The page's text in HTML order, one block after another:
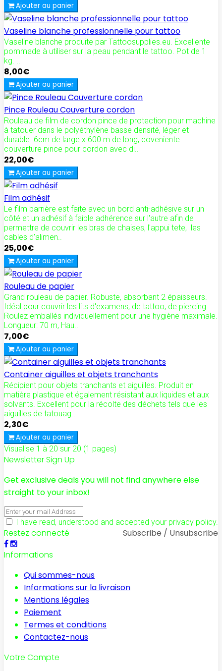
Ajouter au panier
Vaseline blanche professionnelle pour tattoo
Vaseline blanche produite par Tattoosupplies.eu. Excellente
pommade à utiliser sur la peau pendant le tattoo. Pot de 1
kg. ..
8,00€
Ajouter au panier
Pince Rouleau Couverture cordon
Rouleau de film de cordon pince de protection pour machine
à tatouer dans le polyéthylène basse densité, léger et
durable. 6cm de large x 600 m de long, coveniente
couverture pince pour cordon avec di..
22,00€
Ajouter au panier
Film adhésif
Le film barrière est faite avec un bord anti-adhésive sur un
côté et un adhésif à faible adhérence sur l'autre afin de
permettre de couvrir les bras de chaises, l'appui tete, les
cables d'alimen..
25,00€
Ajouter au panier
Rouleau de papier
Grand rouleau de papier. Robuste, absorbant 2 épaisseurs.
Idéal pour couvrir les lits d'examens, de tattoo, de piercing.
Roulez emballés individuellement pour une hygiène maximale.
Longueur: 70 m, Hau..
7,00€
Ajouter au panier
Container aiguilles et objets tranchants
Récipient pour objets tranchants et aiguilles. Produit en
matière plastique et également résistant aux liquides et aux
solvants. Excellent pour la récolte des déchets tels que les
aiguilles de tatouag..
2,30€
Ajouter au panier
Visualise 1 à 20 sur 20 (1 pages)
Newsletter Sign Up
Get exclusive deals you will not find anywhere else
straight to your inbox!
I have read, understood and accepted your privacy policy.
Subscribe / Unsubscribe
Restez connecté
Informations
Qui sommes-nous
Informations sur la livraison
Mentions légales
Paiement
Termes et conditions
Contactez-nous
Votre Compte